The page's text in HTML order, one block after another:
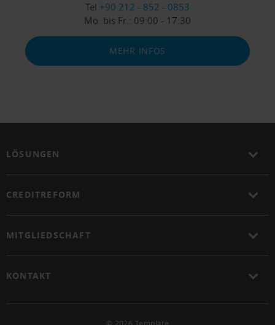
Tel +90 212 - 852 - 0853
Mo. bis Fr.: 09:00 - 17:30
MEHR INFOS
LÖSUNGEN
CREDITREFORM
MITGLIEDSCHAFT
KONTAKT